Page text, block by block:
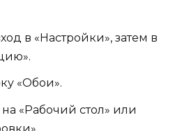
в «Настройки», затем в
«Обои».
«Рабочий стол» или